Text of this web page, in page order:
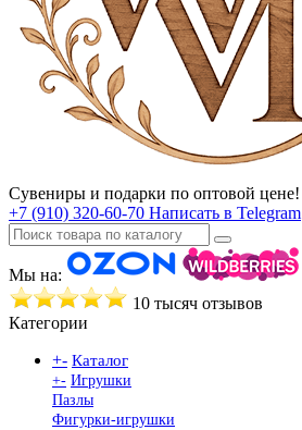
Сувениры и подарки по оптовой цене!
+7 (910) 320-60-70 Написать в Telegram
Мы на:
10 тысяч отзывов
Категории
+- Каталог
+- Игрушки
Пазлы
Фигурки-игрушки